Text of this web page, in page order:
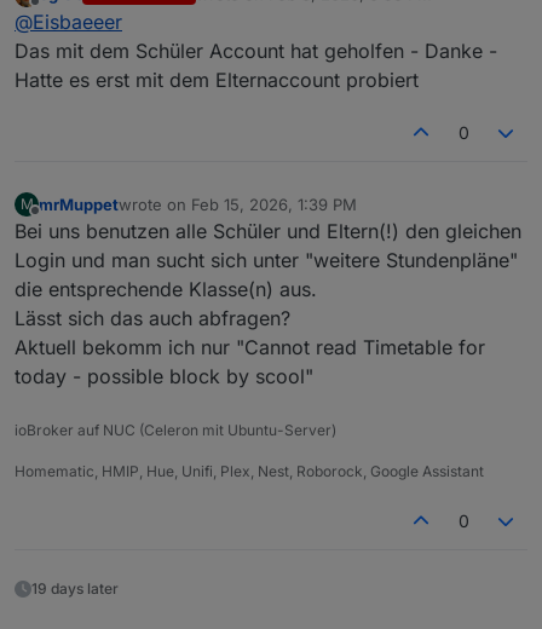
kann. In der Weboberfläche sehe ich den Kalender
aber.
--- Edit ---
Ok, mit dem Account vom Schüler bekomme ich den
Stundenplan (macht irgendwie auch Sinn).
ersichtlich. Hat da schon jemand eine Lösung?
Offline last edited by
@Eisbaeeer
Das mit dem Schüler Account hat geholfen - Danke -
Hatte es erst mit dem Elternaccount probiert
0
M
Offline
mrMuppetwrote on Feb 15, 2026, 1:39 PM
last edited by
Bei uns benutzen alle Schüler und Eltern(!) den gleichen
Login und man sucht sich unter "weitere Stundenpläne"
die entsprechende Klasse(n) aus.
Lässt sich das auch abfragen?
Aktuell bekomm ich nur "Cannot read Timetable for
today - possible block by scool"
ioBroker auf NUC (Celeron mit Ubuntu-Server)
Homematic, HMIP, Hue, Unifi, Plex, Nest, Roborock, Google Assistant
0
19 days later